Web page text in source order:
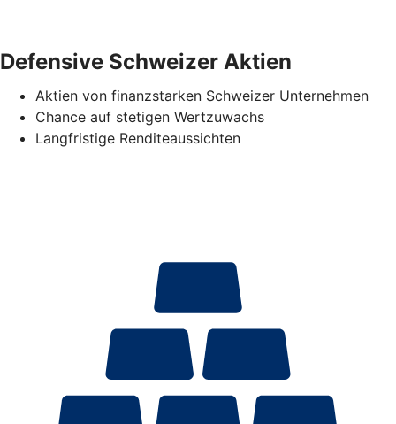
Defensive Schweizer Aktien
Aktien von finanzstarken Schweizer Unternehmen
Chance auf stetigen Wertzuwachs
Langfristige Renditeaussichten